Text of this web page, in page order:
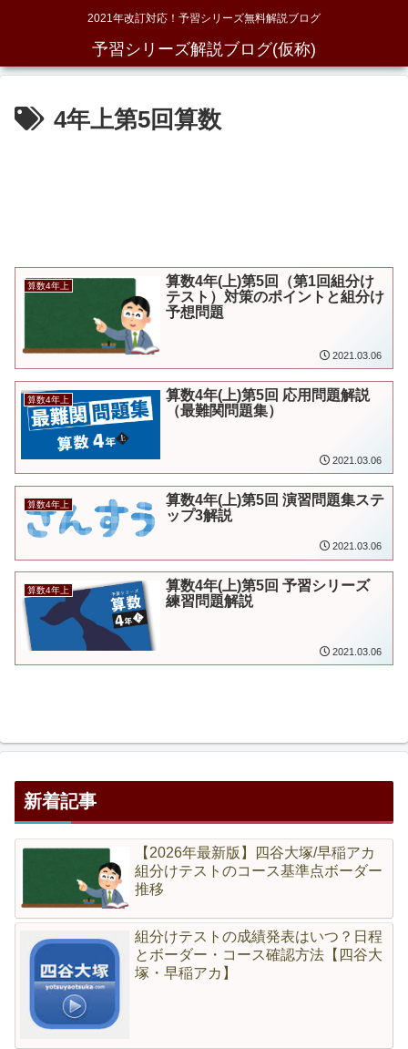
2021年改訂対応！予習シリーズ無料解説ブログ
予習シリーズ解説ブログ(仮称)
4年上第5回算数
算数4年上
算数4年(上)第5回（第1回組分け
テスト）対策のポイントと組分け
予想問題
2021.03.06
算数4年上
算数4年(上)第5回 応用問題解説
（最難関問題集）
2021.03.06
算数4年上
算数4年(上)第5回 演習問題集ステ
ップ3解説
2021.03.06
算数4年上
算数4年(上)第5回 予習シリーズ
練習問題解説
2021.03.06
新着記事
【2026年最新版】四谷大塚/早稲アカ
組分けテストのコース基準点ボーダー
推移
組分けテストの成績発表はいつ？日程
とボーダー・コース確認方法【四谷大
塚・早稲アカ】